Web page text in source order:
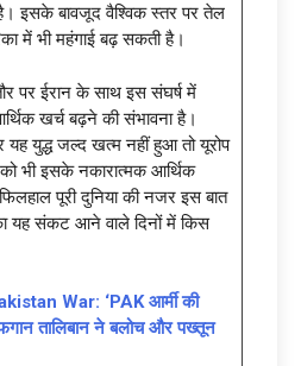
इसके बावजूद वैश्विक स्तर पर तेल
में भी महंगाई बढ़ सकती है।
पर ईरान के साथ इस संघर्ष में
खर्च बढ़ने की संभावना है।
यह युद्ध जल्द खत्म नहीं हुआ तो यूरोप
भी इसके नकारात्मक आर्थिक
पूरी दुनिया की नजर इस बात
यह संकट आने वाले दिनों में किस
War: ‘PAK आर्मी की
तालिबान ने बलोच और पख्तून